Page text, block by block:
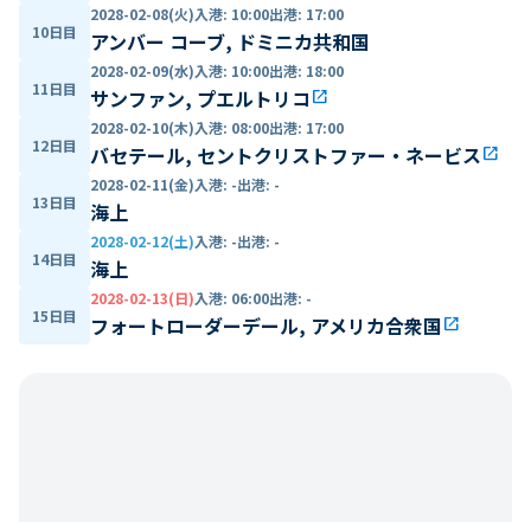
10日目
2028-02-08(火)入港: 10:00出港: 17:00
アンバー コーブ, ドミニカ共和国
11日目
2028-02-09(水)入港: 10:00出港: 18:00
サンファン, プエルトリコ open_in_new
12日目
2028-02-10(木)入港: 08:00出港: 17:00
バセテール, セントクリストファー・ネービスopen_in_new
13日目
2028-02-11(金)入港: -出港: -
海上
14日目
2028-02-12(土)入港: -出港: -
海上
15日目
2028-02-13(日)入港: 06:00出港: -
フォートローダーデール, アメリカ合衆国open_in_new